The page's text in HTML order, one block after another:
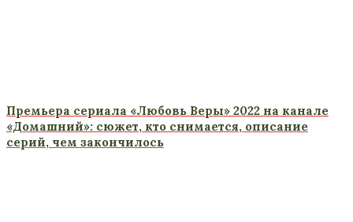
Премьера сериала «Любовь Веры» 2022 на канале
«Домашний»: сюжет, кто снимается, описание
серий, чем закончилось